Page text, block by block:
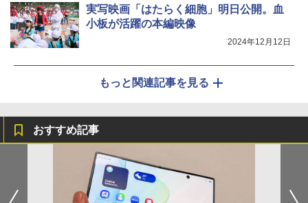
実写映画「はたらく細胞」明日公開。血
小板が活躍の本編映像
2024年12月12日
もっと関連記事を見る
おすすめ記事